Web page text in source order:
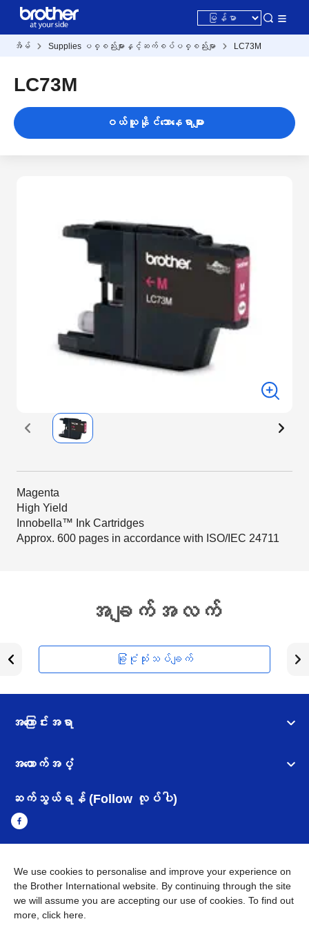
အိမ် Supplies ပစ္စည်းများနှင့်ဆက်စပ်ပစ္စည်းမျာ LC73M
LC73M
ဝယ်ယူနိုင်သောနေရာများ
Magenta
High Yield
Innobella™ Ink Cartridges
Approx. 600 pages in accordance with ISO/IEC 24711
အချက်အလက်
ခြုံငုံသုံးသပ်ချက်
အကြောင်းအရာ
အထောက်အပံ့
ဆက်သွယ်ရန် (Follow လုပ်ပါ)
Myanmar Brother ၏ ကမ္ဘာတစ်ဝန်းရှိ ကွန်ယက်များ
အချက်အလက်မူဝါဒ အသုံးပြုမူဝါဒ
သုံးစွဲရန် ဝက်ဆိုဒ်အညွှန်း
Brother Global ဝက်ဆိုဒ်သို့သွားရန်
We use cookies to personalise and improve your experience on
the Brother International website. By continuing through the site
we will assume you are accepting our use of cookies. To find out
more, click here